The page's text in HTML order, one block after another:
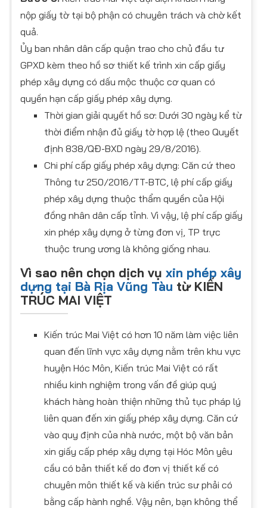
nộp giấy tờ tại bộ phận có chuyên trách và chờ kết
quả.
Ủy ban nhân dân cấp quận trao cho chủ đầu tư
GPXD kèm theo hồ sơ thiết kế trình xin cấp giấy
phép xây dựng có dấu mộc thuộc cơ quan có
quyền hạn cấp giấy phép xây dựng.
Thời gian giải quyết hồ sơ: Dưới 30 ngày kể từ
thời điểm nhận đủ giấy tờ hợp lệ (theo Quyết
định 838/QĐ-BXD ngày 29/8/2016).
Chi phí cấp giấy phép xây dựng: Căn cứ theo
Thông tư 250/2016/TT-BTC, lệ phí cấp giấy
phép xây dựng thuộc thẩm quyền của Hội
đồng nhân dân cấp tỉnh. Vì vậy, lệ phí cấp giấy
xin phép xây dựng ở từng đơn vị, TP trực
thuộc trung ương là không giống nhau.
Vì sao nên chọn dịch vụ xin phép xây
dựng tại Bà Rịa Vũng Tàu từ KIẾN
TRÚC MAI VIỆT
Kiến trúc Mai Việt có hơn 10 năm làm việc liên
quan đến lĩnh vực xây dựng nằm trên khu vực
huyện Hóc Môn, Kiến trúc Mai Việt có rất
nhiều kinh nghiệm trong vấn đề giúp quý
khách hàng hoàn thiện những thủ tục pháp lý
liên quan đến xin giấy phép xây dựng. Căn cứ
vào quy định của nhà nước, một bộ văn bản
xin giấy cấp phép xây dựng tại Hóc Môn yêu
cầu có bản thiết kế do đơn vị thiết kế có
chuyên môn thiết kế và kiến trúc sư phải có
bằng cấp hành nghề. Vậy nên, bạn không thể